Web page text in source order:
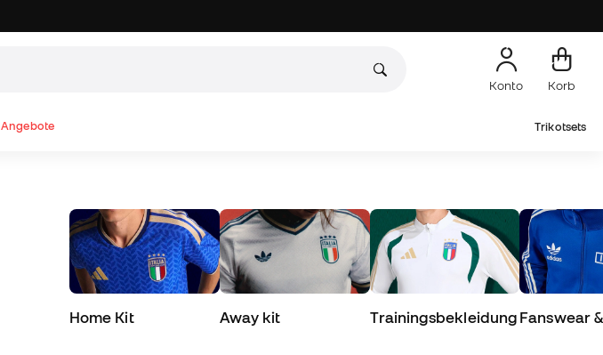
Konto Korb
Angebote Trikotsets
Home Kit Away kit Trainingsbekleidung Fanswear